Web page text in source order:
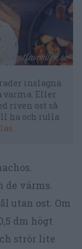
inslagna
varma. Eller
riven ost så
ha och rulla
de värms.
utan ost. Om
dm högt
strör lite